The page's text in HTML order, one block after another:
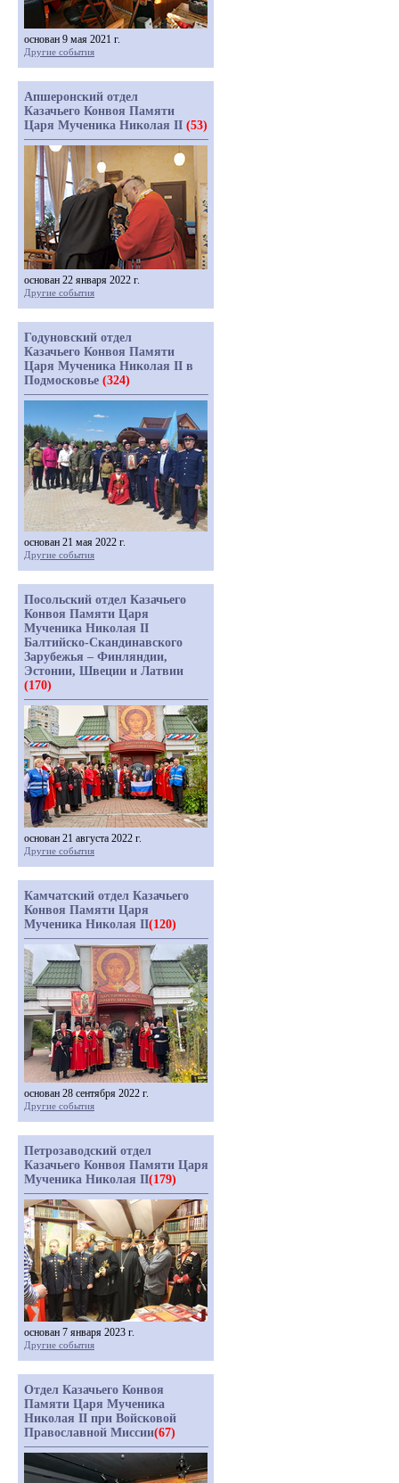
основан 9 мая 2021 г.
Другие события
Апшеронский отдел
Казачьего Конвоя Памяти
Царя Мученика Николая II (53)
основан 22 января 2022 г.
Другие события
Годуновский отдел
Казачьего Конвоя Памяти
Царя Мученика Николая II в
Подмосковье (324)
основан 21 мая 2022 г.
Другие события
Посольский отдел Казачьего
Конвоя Памяти Царя
Мученика Николая II
Балтийско-Скандинавского
Зарубежья – Финляндии,
Эстонии, Швеции и Латвии
(170)
основан 21 августа 2022 г.
Другие события
Камчатский отдел Казачьего
Конвоя Памяти Царя
Мученика Николая II(120)
основан 28 сентября 2022 г.
Другие события
Петрозаводский отдел
Казачьего Конвоя Памяти Царя
Мученика Николая II(179)
основан 7 января 2023 г.
Другие события
Отдел Казачьего Конвоя
Памяти Царя Мученика
Николая II при Войсковой
Православной Миссии(67)